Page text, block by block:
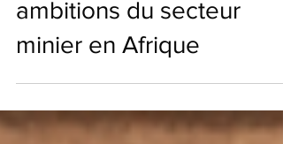
digital : les nouvelles
ambitions du secteur
minier en Afrique